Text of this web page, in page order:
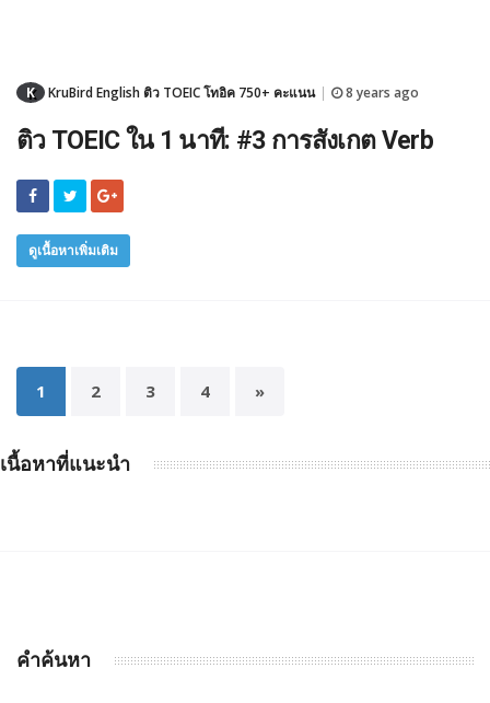
K KruBird English ติว TOEIC โทอิค 750+ คะแนน 8 years ago
ติว TOEIC ใน 1 นาที: #3 การสังเกต Verb
ดูเนื้อหาเพิ่มเติม
1 2 3 4 »
เนื้อหาที่แนะนำ
คำค้นหา